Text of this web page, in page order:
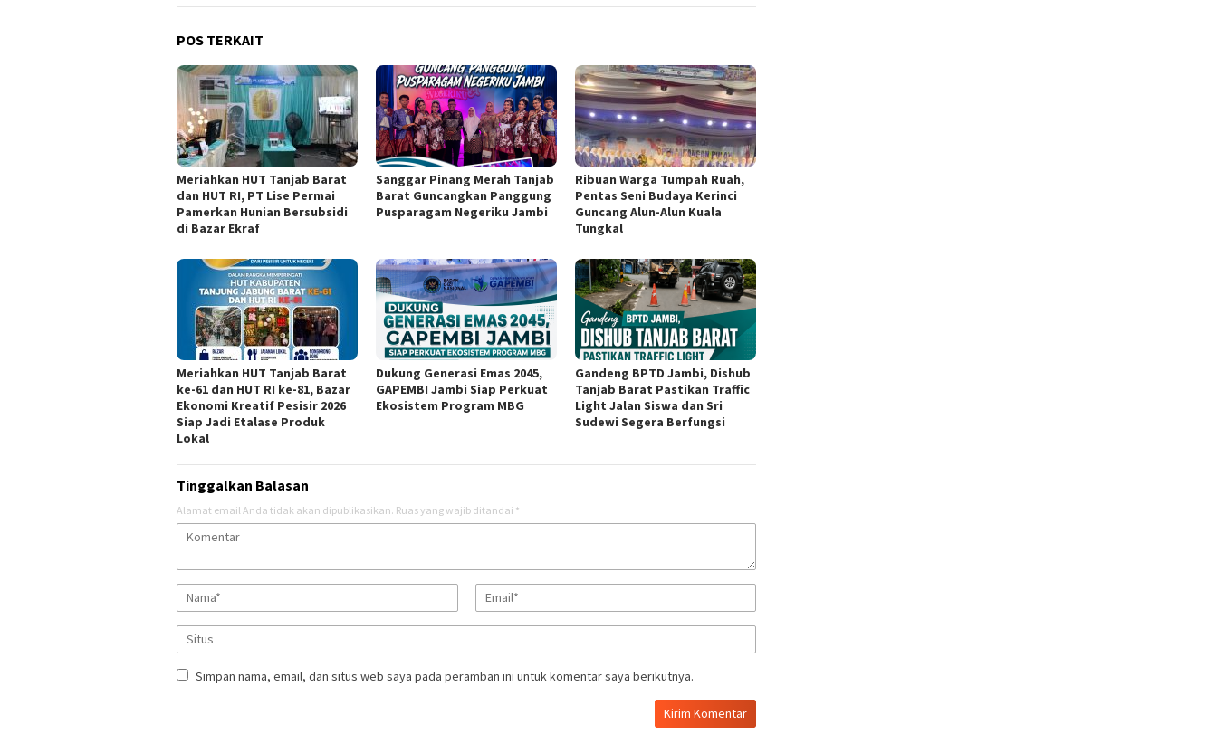
POS TERKAIT
Meriahkan HUT Tanjab Barat
dan HUT RI, PT Lise Permai
Pamerkan Hunian Bersubsidi
di Bazar Ekraf
Sanggar Pinang Merah Tanjab
Barat Guncangkan Panggung
Pusparagam Negeriku Jambi
Ribuan Warga Tumpah Ruah,
Pentas Seni Budaya Kerinci
Guncang Alun-Alun Kuala
Tungkal
Meriahkan HUT Tanjab Barat
ke-61 dan HUT RI ke-81, Bazar
Ekonomi Kreatif Pesisir 2026
Siap Jadi Etalase Produk
Lokal
Dukung Generasi Emas 2045,
GAPEMBI Jambi Siap Perkuat
Ekosistem Program MBG
Gandeng BPTD Jambi, Dishub
Tanjab Barat Pastikan Traffic
Light Jalan Siswa dan Sri
Sudewi Segera Berfungsi
Tinggalkan Balasan
Alamat email Anda tidak akan dipublikasikan. Ruas yang wajib ditandai *
Simpan nama, email, dan situs web saya pada peramban ini untuk komentar saya berikutnya.